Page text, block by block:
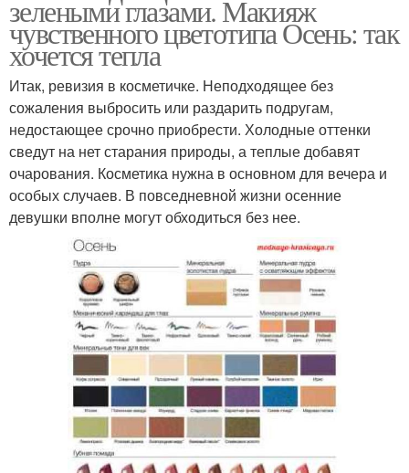
зелеными глазами. Макияж
чувственного цветотипа Осень: так
хочется тепла
Итак, ревизия в косметичке. Неподходящее без
сожаления выбросить или раздарить подругам,
недостающее срочно приобрести. Холодные оттенки
сведут на нет старания природы, а теплые добавят
очарования. Косметика нужна в основном для вечера и
особых случаев. В повседневной жизни осенние
девушки вполне могут обходиться без нее.